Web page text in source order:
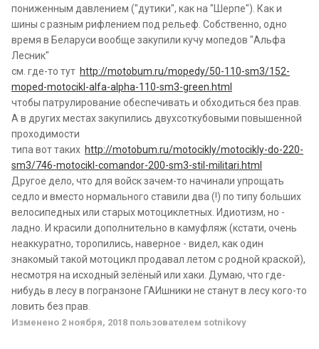
пониженным давлением ("дутики", как на "Шерпе"). Как и
шины с разным рифлением под рельеф. Собственно, одно
время в Беларуси вообще закупили кучу мопедов "Альфа
Лесник"
см. где-то тут http://motobum.ru/mopedy/50-110-sm3/152-
moped-motocikl-alfa-alpha-110-sm3-green.html
чтобы патрулирование обеспечивать и обходиться без прав.
А в других местах закупились двухсоткубовыми повышенной
проходимости
типа вот таких http://motobum.ru/motocikly/motocikly-do-220-
sm3/746-motocikl-comandor-200-sm3-stil-militari.html
Другое дело, что для войск зачем-то начинали упрощать
седло и вместо нормального ставили два (!) по типу больших
велосипедных или старых мотоциклетных. Идиотизм, но -
ладно. И красили дополнительно в камуфляж (кстати, очень
неаккуратно, торопились, наверное - видел, как один
знакомый такой мотоцикл продавал летом с родной краской),
несмотря на исходный зелёный или хаки. Думаю, что где-
нибудь в лесу в погранзоне ГАИшники не станут в лесу кого-то
ловить без прав.
Изменено 2 ноября, 2018 пользователем sotnikovy